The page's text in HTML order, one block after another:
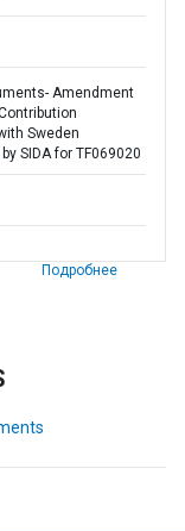
Amendment
Sweden
SIDA for TF069020
Подробнее